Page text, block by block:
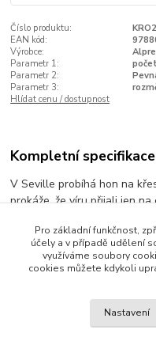
Číslo produktu:
EAN kód:
Výrobce:
Parametr 1:
Parametr 2:
Parametr 3:
Hlídat cenu / dostupnost
Kompletní specifikace
V Seville probíhá hon na
prokáže, že víru přijali jen
když její manžel je
k naději zosobněné
snoubencem a osudovou
135x207x28mm | počet stran
Pro základní funkčnost,
účely a v případě udělení
využíváme soubory
cookies můžete kdykoli
Nastavení